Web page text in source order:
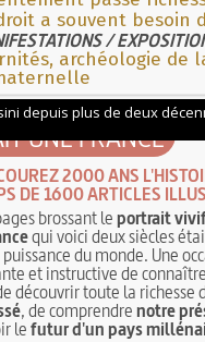
a souvent besoin
/
archéologie de
UNE FRANCE
2000 ANS
DE 1600 ARTICLES
brossant leportrait
qui voici deux siècles
du monde. Une
et instructive de connaître
découvrir toute la richesse
, de comprendrenotre
lefutur d'un pays